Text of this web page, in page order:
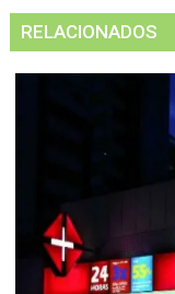
RELACIONADOS